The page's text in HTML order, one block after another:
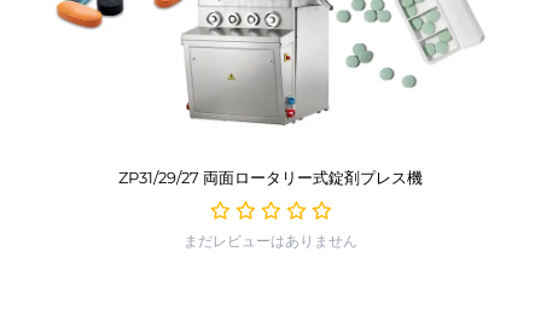
ZP31/29/27 両面ロータリー式錠剤プレス機
まだレビューはありません